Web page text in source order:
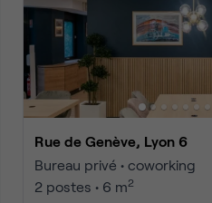
Rue de Genève, Lyon 6
Bureau privé • coworking
2 postes • 6 m2